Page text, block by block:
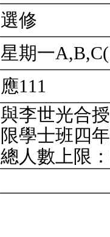
選修
星期一
應111
與李世光合授
限學士班四
總人數上限